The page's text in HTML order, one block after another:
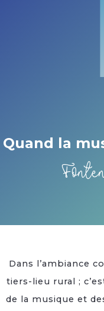
Quand la
Dans l’ambiance
tiers-lieu rural ;
de la musique et